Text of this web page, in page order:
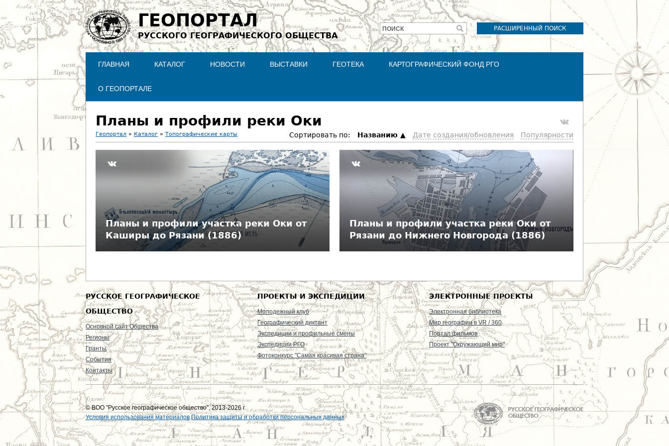
Jump to navigation
ГЕОПОРТАЛ
РУССКОГО ГЕОГРАФИЧЕСКОГО ОБЩЕСТВА
РАСШИРЕННЫЙ ПОИСК
Форма
поиска
ПОИСК
ГЛАВНАЯ КАТАЛОГ НОВОСТИ ВЫСТАВКИ ГЕОТЕКА КАРТОГРАФИЧЕСКИЙ ФОНД РГО
О ГЕОПОРТАЛЕ
Планы и профили реки Оки
В
Геопортал » Каталог » Топографические карты Сортировать по: Hазванию Дате создания/обновления Популярности
Планы и профили участка реки Оки от
Каширы до Рязани (1886)
Планы и профили участка реки Оки от
Рязани до Нижнего Новгорода (1886)
РУССКОЕ ГЕОГРАФИЧЕСКОЕ
ОБЩЕСТВО
Основной сайт Общества
Регионы
Гранты
События
Контакты
ПРОЕКТЫ И ЭКСПЕДИЦИИ
Молодежный клуб
Географический диктант
Экспедиции и профильные смены
Экспедиции РГО
Фотоконкурс "Самая красивая страна"
ЭЛЕКТРОННЫЕ ПРОЕКТЫ
Электронная библиотека
Мир географии в VR / 360
Портал фильмов
Проект "Окружающий мир"
© ВОО "Русское географическое общество", 2013-2026 г.
Условия использования материалов Политика защиты и обработки персональных данных